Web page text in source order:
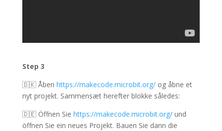
Step 3
🇩🇰 Åben https://makecode.microbit.org/og åbne et
nyt projekt. Sammensæt herefter blokke således:
🇩🇪 Öffnen Sie https://makecode.microbit.org/und
öffnen Sie ein neues Projekt. Bauen Sie dann die